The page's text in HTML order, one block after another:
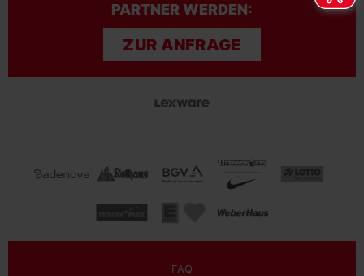
PARTNER WERDEN:
ZUR ANFRAGE
FAQ